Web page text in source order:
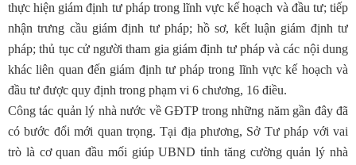
thực hiện giám định tư pháp trong lĩnh vực kế hoạch và đầu tư; tiếp
nhận trưng cầu giám định tư pháp; hồ sơ, kết luận giám định tư
pháp; thủ tục cử người tham gia giám định tư pháp và các nội dung
khác liên quan đến giám định tư pháp trong lĩnh vực kế hoạch và
đầu tư được quy định trong phạm vi 6 chương, 16 điều.
Công tác quản lý nhà nước về GĐTP trong những năm gần đây đã
có bước đổi mới quan trọng. Tại địa phương, Sở Tư pháp với vai
trò là cơ quan đầu mối giúp UBND tỉnh tăng cường quản lý nhà